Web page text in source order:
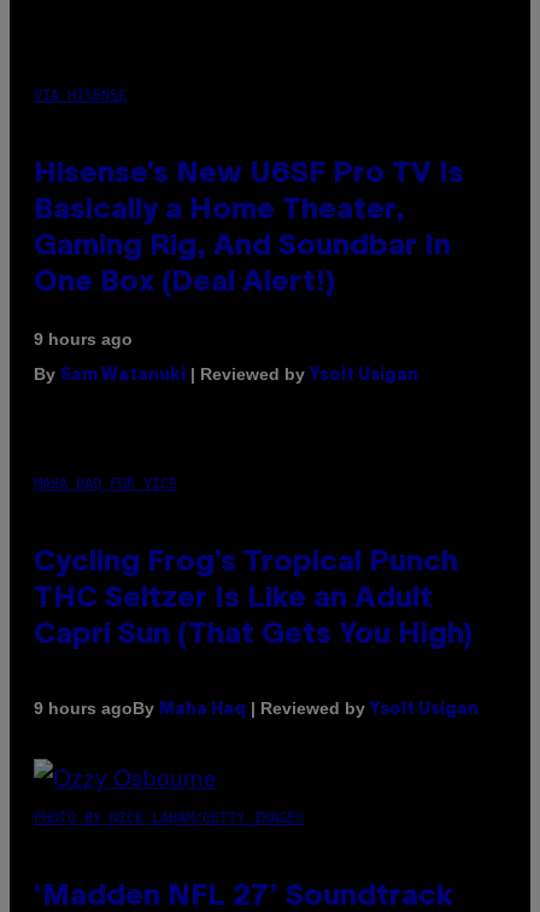
VIA HISENSE
Hisense’s New U6SF Pro TV Is
Basically a Home Theater,
Gaming Rig, And Soundbar In
One Box (Deal Alert!)
9 hours ago
By Sam Watanuki | Reviewed by Ysolt Usigan
MAHA HAQ FOR VICE
Cycling Frog’s Tropical Punch
THC Seltzer Is Like an Adult
Capri Sun (That Gets You High)
9 hours agoBy Maha Haq | Reviewed by Ysolt Usigan
PHOTO BY NICK LAHAM/GETTY IMAGES
‘Madden NFL 27’ Soundtrack